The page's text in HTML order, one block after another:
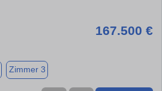
167.500 €
Zimmer 3